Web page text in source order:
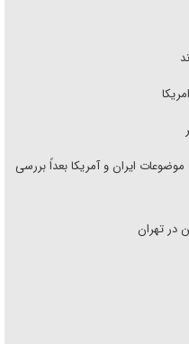
ایران و آمریکا بعداً بررسی
در تهران